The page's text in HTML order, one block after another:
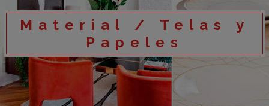
Material / Telas y
Papeles